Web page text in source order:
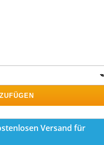
Versand für